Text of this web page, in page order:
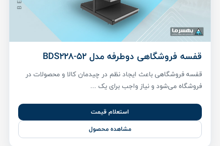
قفسه فروشگاهی دوطرفه مدل BDS228-52
قفسه فروشگاهی باعث ایجاد نظم در چیدمان کالا و محصولات در
فروشگاه می‌شود و نیاز واجب برای یک ...
استعلام قیمت
مشاهده محصول